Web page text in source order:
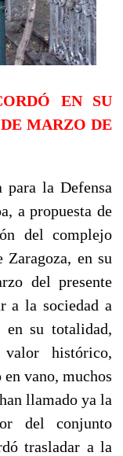
EN SU
MARZO DE
la Defensa
a propuesta de
del complejo
en su
del presente
a la sociedad a
en su totalidad,
histórico,
vano, muchos
llamado ya la
del conjunto
trasladar a la